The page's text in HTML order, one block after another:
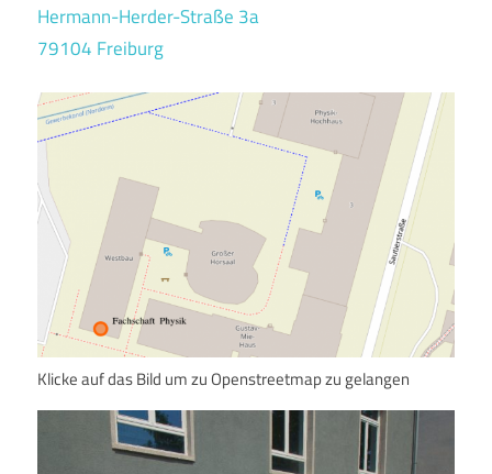
Hermann-Herder-Straße 3a
79104 Freiburg
Klicke auf das Bild um zu Openstreetmap zu gelangen